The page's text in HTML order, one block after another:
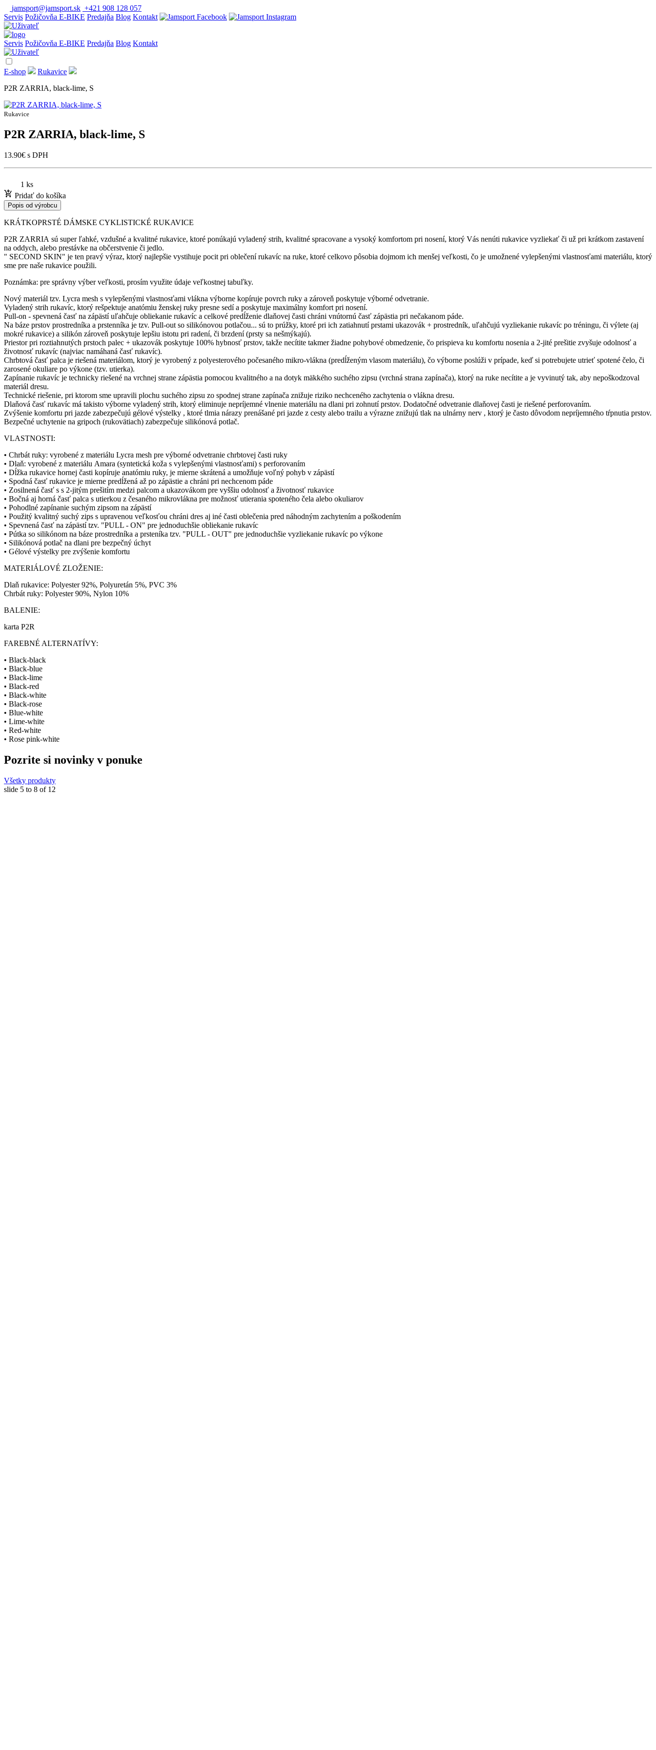
jamsport@jamsport.sk +421 908 128 057
Servis Požičovňa E-BIKE Predajňa Blog Kontakt
Servis Požičovňa E-BIKE Predajňa Blog Kontakt
E-shop
Rukavice
P2R ZARRIA, black-lime, S
Rukavice
P2R ZARRIA, black-lime, S
13.90€ s DPH
1 ks
Pridať do košíka
Popis od výrobcu
KRÁTKOPRSTÉ DÁMSKE CYKLISTICKÉ RUKAVICE
P2R ZARRIA sú super ľahké, vzdušné a kvalitné rukavice, ktoré ponúkajú vyladený strih, kvalitné spracovane a vysoký komfortom pri nosení, ktorý Vás nenúti rukavice vyzliekať či už pri krátkom zastavení
na oddych, alebo prestávke na občerstvenie či jedlo.
" SECOND SKIN" je ten pravý výraz, ktorý najlepšie vystihuje pocit pri oblečení rukavíc na ruke, ktoré celkovo pôsobia dojmom ich menšej veľkosti, čo je umožnené vylepšenými vlastnosťami materiálu, ktorý
sme pre naše rukavice použili.
Poznámka: pre správny výber veľkosti, prosím využite údaje veľkostnej tabuľky.
Nový materiál tzv. Lycra mesh s vylepšenými vlastnosťami vlákna výborne kopíruje povrch ruky a zároveň poskytuje výborné odvetranie.
Vyladený strih rukavíc, ktorý rešpektuje anatómiu ženskej ruky presne sedí a poskytuje maximálny komfort pri nosení.
Pull-on - spevnená časť na zápästí uľahčuje obliekanie rukavíc a celkové predĺženie dlaňovej časti chráni vnútornú časť zápästia pri nečakanom páde.
Na báze prstov prostredníka a prstenníka je tzv. Pull-out so silikónovou potlačou... sú to prúžky, ktoré pri ich zatiahnutí prstami ukazovák + prostredník, uľahčujú vyzliekanie rukavíc po tréningu, či výlete (aj
mokré rukavice) a silikón zároveň poskytuje lepšiu istotu pri radení, či brzdení (prsty sa nešmýkajú).
Priestor pri roztiahnutých prstoch palec + ukazovák poskytuje 100% hybnosť prstov, takže necítite takmer žiadne pohybové obmedzenie, čo prispieva ku komfortu nosenia a 2-jité prešitie zvyšuje odolnosť a
životnosť rukavíc (najviac namáhaná časť rukavíc).
Chrbtová časť palca je riešená materiálom, ktorý je vyrobený z polyesterového počesaného mikro-vlákna (predĺženým vlasom materiálu), čo výborne poslúži v prípade, keď si potrebujete utrieť spotené čelo, či
zarosené okuliare po výkone (tzv. utierka).
Zapínanie rukavíc je technicky riešené na vrchnej strane zápästia pomocou kvalitného a na dotyk mäkkého suchého zipsu (vrchná strana zapínača), ktorý na ruke necítite a je vyvinutý tak, aby nepoškodzoval
materiál dresu.
Technické riešenie, pri ktorom sme upravili plochu suchého zipsu zo spodnej strane zapínača znižuje riziko nechceného zachytenia o vlákna dresu.
Dlaňová časť rukavíc má takisto výborne vyladený strih, ktorý eliminuje nepríjemné vlnenie materiálu na dlani pri zohnutí prstov. Dodatočné odvetranie dlaňovej časti je riešené perforovaním.
Zvýšenie komfortu pri jazde zabezpečujú gélové výstelky , ktoré tlmia nárazy prenášané pri jazde z cesty alebo trailu a výrazne znižujú tlak na ulnárny nerv , ktorý je často dôvodom nepríjemného tŕpnutia prstov.
Bezpečné uchytenie na gripoch (rukovätiach) zabezpečuje silikónová potlač.
VLASTNOSTI:
• Chrbát ruky: vyrobené z materiálu Lycra mesh pre výborné odvetranie chrbtovej časti ruky
• Dlaň: vyrobené z materiálu Amara (syntetická koža s vylepšenými vlastnosťami) s perforovaním
• Dĺžka rukavice hornej časti kopíruje anatómiu ruky, je mierne skrátená a umožňuje voľný pohyb v zápästí
• Spodná časť rukavice je mierne predĺžená až po zápästie a chráni pri nechcenom páde
• Zosilnená časť s s 2-jitým prešitím medzi palcom a ukazovákom pre vyššiu odolnosť a životnosť rukavice
• Bočná aj horná časť palca s utierkou z česaného mikrovlákna pre možnosť utierania spoteného čela alebo okuliarov
• Pohodlné zapínanie suchým zipsom na zápästí
• Použitý kvalitný suchý zips s upravenou veľkosťou chráni dres aj iné časti oblečenia pred náhodným zachytením a poškodením
• Spevnená časť na zápästí tzv. "PULL - ON" pre jednoduchšie obliekanie rukavíc
• Pútka so silikónom na báze prostredníka a prsteníka tzv. "PULL - OUT" pre jednoduchšie vyzliekanie rukavíc po výkone
• Silikónová potlač na dlani pre bezpečný úchyt
• Gélové výstelky pre zvýšenie komfortu
MATERIÁLOVÉ ZLOŽENIE:
Dlaň rukavice: Polyester 92%, Polyuretán 5%, PVC 3%
Chrbát ruky: Polyester 90%, Nylon 10%
BALENIE:
karta P2R
FAREBNÉ ALTERNATÍVY:
• Black-black
• Black-blue
• Black-lime
• Black-red
• Black-white
• Black-rose
• Blue-white
• Lime-white
• Red-white
• Rose pink-white
Pozrite si novinky v ponuke
Všetky produkty
slide 5 to 8 of 12